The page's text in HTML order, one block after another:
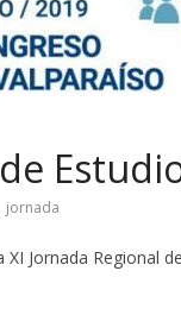
jornada
Jornada Regional